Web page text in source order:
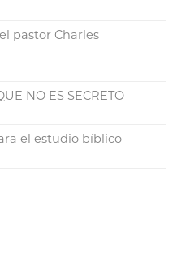
pastor Charles
NO ES SECRETO
el estudio bíblico